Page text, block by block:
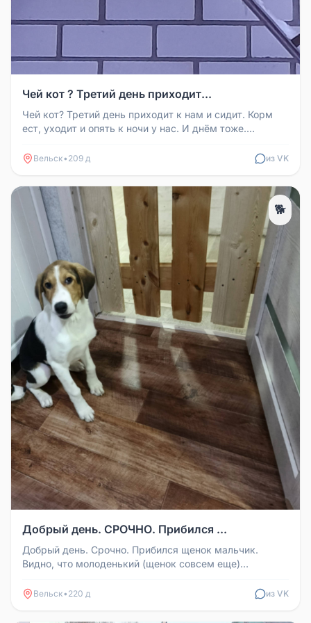
Чей кот ? Третий день приходит...
Чей кот? Третий день приходит к нам и сидит. Корм
ест, уходит и опять к ночи у нас. И днём тоже.
Вельск• 209 д из VK
🐕
Добрый день. СРОЧНО. Прибился ...
Добрый день. Срочно. Прибился щенок мальчик.
Видно, что молоденький (щенок совсем еще)
Вельск• 220 д из VK